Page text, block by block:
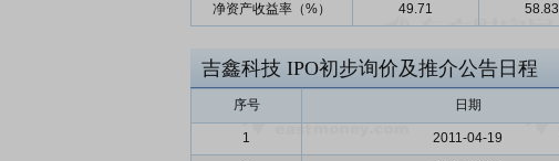
净资产收益率（%） 49.71 58.83
吉鑫科技 IPO初步询价及推介公告日程
序号 日期
1 2011-04-19